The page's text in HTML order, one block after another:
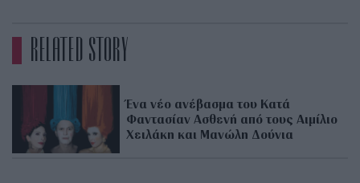
RELATED STORY
Ένα νέο ανέβασμα του Κατά
Φαντασίαν Ασθενή από τους Αιμίλιο
Χειλάκη και Μανώλη Δούνια